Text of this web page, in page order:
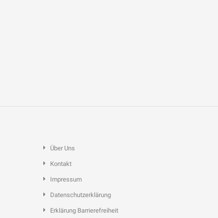
Über Uns
Kontakt
Impressum
Datenschutzerklärung
Erklärung Barrierefreiheit